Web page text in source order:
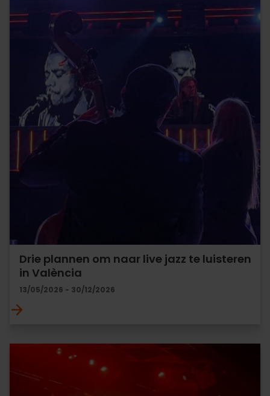
Drie plannen om naar live jazz te luisteren
in València
13/05/2026 - 30/12/2026